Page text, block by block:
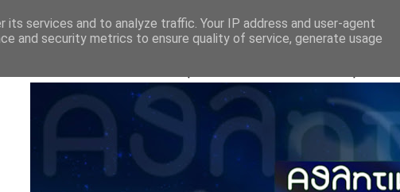
services and to analyze traffic. Your IP address and user-agent
and security metrics to ensure quality of service, generate usage